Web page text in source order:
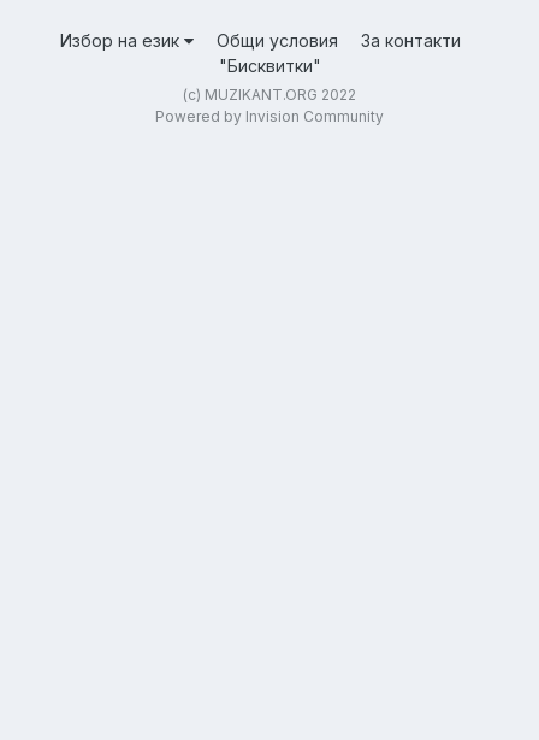
Избор на език Общи условия
За контакти
"Бисквитки"
(c) MUZIKANT.ORG 2022
Powered by Invision Community